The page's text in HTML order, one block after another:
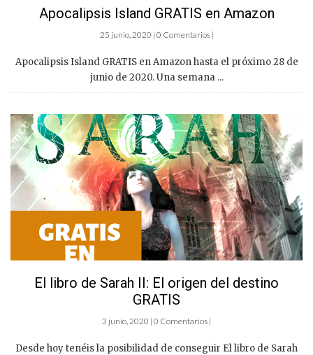
Apocalipsis Island GRATIS en Amazon
25 junio, 2020 | 0 Comentarios |
Apocalipsis Island GRATIS en Amazon hasta el próximo 28 de
junio de 2020. Una semana ...
El libro de Sarah II: El origen del destino
GRATIS
3 junio, 2020 | 0 Comentarios |
Desde hoy tenéis la posibilidad de conseguir El libro de Sarah